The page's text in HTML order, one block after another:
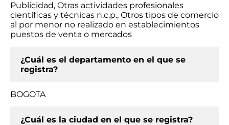
Publicidad, Otras actividades profesionales
científicas y técnicas n.c.p., Otros tipos de comercio
al por menor no realizado en establecimientos
puestos de venta o mercados
¿Cuál es el departamento en el que se
registra?
BOGOTA
¿Cuál es la ciudad en el que se registra?